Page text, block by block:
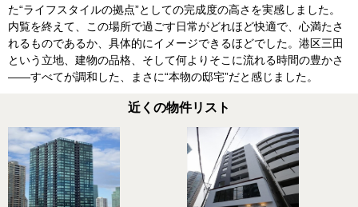
た“ライフスタイルの拠点”としての完成度の高さを実感しました。
内覧を終えて、この場所で過ごす日常がどれほど快適で、心満たさ
れるものであるか、具体的にイメージできるほどでした。港区三田
という立地、建物の品格、そして何よりそこに流れる時間の豊かさ
——すべてが調和した、まさに“本物の邸宅”だと感じました。
近くの物件リスト